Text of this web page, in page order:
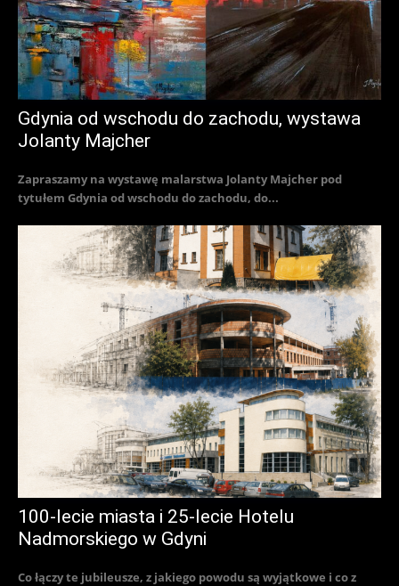
Gdynia od wschodu do zachodu, wystawa
Jolanty Majcher
Zapraszamy na wystawę malarstwa Jolanty Majcher pod
tytułem Gdynia od wschodu do zachodu, do...
100-lecie miasta i 25-lecie Hotelu
Nadmorskiego w Gdyni
Co łączy te jubileusze, z jakiego powodu są wyjątkowe i co z